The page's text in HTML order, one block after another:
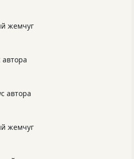
жемчуг
автора
жемчуг